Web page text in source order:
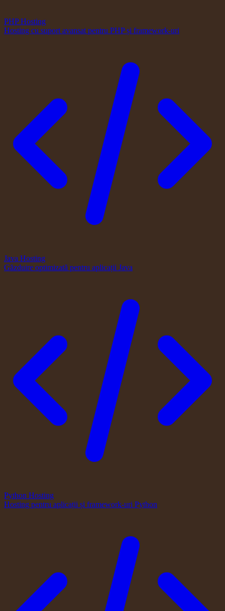
PHP Hosting
Hosting cu suport avansat pentru PHP și framework-uri
Java Hosting
Găzduire optimizată pentru aplicații Java
Python Hosting
Hosting pentru aplicații și framework-uri Python